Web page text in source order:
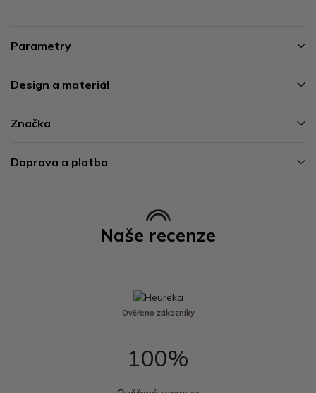
Parametry
Design a materiál
Značka
Doprava a platba
Naše recenze
Ověřeno zákazníky
100%